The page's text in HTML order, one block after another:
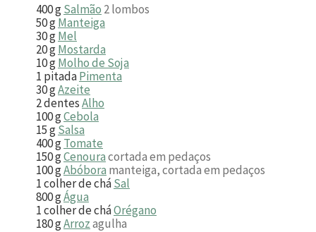
400gSalmão 2 lombos
50gManteiga
30gMel
20gMostarda
10gMolho de Soja
1 pitadaPimenta
30gAzeite
2dentesAlho
100gCebola
15gSalsa
400gTomate
150gCenouracortada em pedaços
100gAbóbora manteiga, cortada em pedaços
1colher de cháSal
800gÁgua
1colher de cháOrégano
180gArrozagulha